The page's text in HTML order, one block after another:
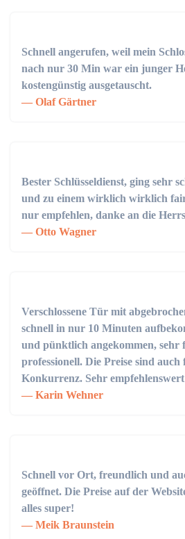
Schnell angerufen, weil mein
nach nur 30 Min war ein junger
kostengünstig ausgetauscht.
Olaf Gärtner
Bester Schlüsseldienst, ging sehr
und zu einem wirklich wirklich
nur empfehlen, danke an die
Otto Wagner
Verschlossene Tür mit
schnell in nur 10 Minuten
und pünktlich angekommen, sehr
professionell. Die Preise sind
Konkurrenz. Sehr
Karin Wehner
Schnell vor Ort, freundlich und
geöffnet. Die Preise auf der
alles super!
Meik Braunstein